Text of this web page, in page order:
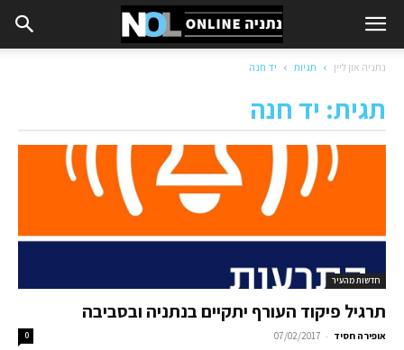
נתניה און ליין תגיות יד חנה
תגית: יד חנה
חדשות מהעיר
תרגיל פיקוד העורף יתקיים בנתניה ובסביבה
אופירה חסיד -
07/02/2017
0